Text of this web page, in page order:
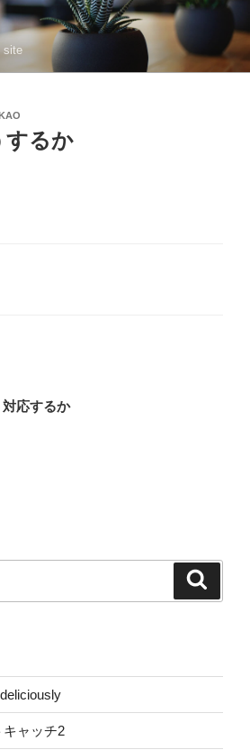
site
するか
応するか
ャッチ2